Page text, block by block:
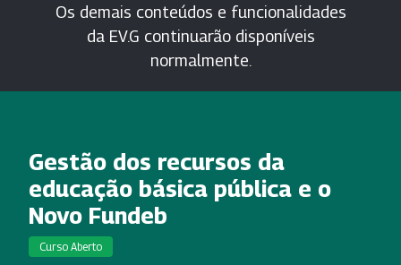
Os demais conteúdos e funcionalidades
da EV.G continuarão disponíveis
normalmente.
Gestão dos recursos da
educação básica pública e o
Novo Fundeb
Curso Aberto